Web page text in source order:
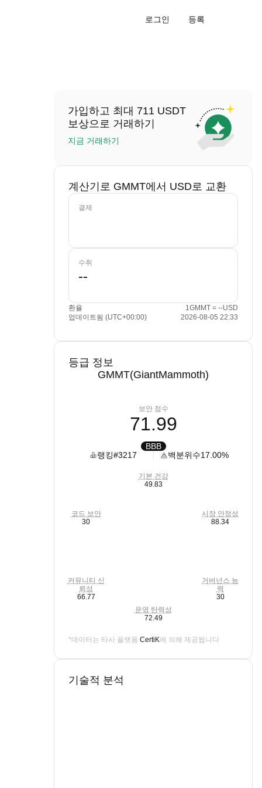
로그인 등록
가입하고 최대 711 USDT
보상으로 거래하기
지금 거래하기
계산기로 GMMT에서 USD로 교환
결제
수취
환율
1GMMT = --USD
업데이트됨 (UTC+00:00)
2026-08-05 22:33
등급 정보
GMMT(GiantMammoth)
보안 점수
71.99
BBB
랭킹#3217 백분위수17.00%
기본 건강
49.83
코드 보안
30
커뮤니티 신
뢰성
66.77
운영 탄력성
72.49
거버넌스 능
력
30
시장 안정성
88.34
*데이터는 타사 플랫폼 CertiK에 의해 제공됩니다
기술적 분석